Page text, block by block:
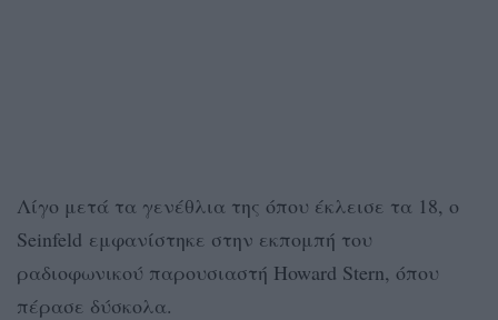
Λίγο μετά τα γενέθλια της όπου έκλεισε τα 18, ο
Seinfeld εμφανίστηκε στην εκπομπή του
ραδιοφωνικού παρουσιαστή Howard Stern, όπου
πέρασε δύσκολα.